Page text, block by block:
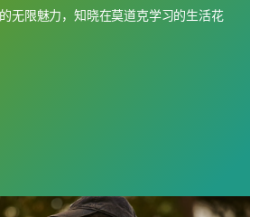
无限魅力，知晓在莫道克学习的生活花